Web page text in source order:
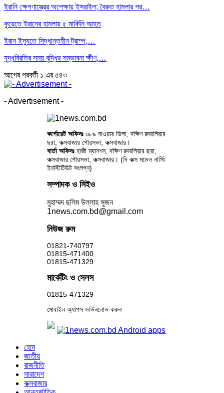
ইরানি ক্ষেপণাস্ত্রের অপেক্ষায় ইসরাইল; বৈরুত হামলার পর…
কুয়েতে ইরানের হামলায় ৫ মার্কিনি আহত
ইরান ইস্যুতে সিদ্ধান্তহীন ট্রাম্প,…
যুদ্ধবিরতির সময় বৃদ্ধির সম্ভাবনা ক্ষীণ,…
আগেরপরবর্তী ১ এর ৫৪৩
- Advertisement -
কর্পোরেট অফিসঃ ৩৮৯ নাওয়ার ভিলা, দক্ষিণ রুমালিয়ার
ছরা, কক্সবাজার পৌরসভা, কক্সবাজার।
বার্তা অফিসঃহাজী ম্যানশন, দক্ষিণ রুমালিয়ার ছরা,
কক্সবাজার পৌরসভা, কক্সবাজার। (দি কক্স মডেল নার্সিং
ইনস্টিটিউট সংলগ্ন)
সম্পাদক ও সিইও
মুহাম্মদ ছলিম উল্লাহ সুজন
1news.com.bd@gmail.com
নিউজ রুম
01821-740797
01815-471400
01815-471329
মার্কেটিং ও সেলস
01815-471329
মোবাইল অ্যাপস ডাউনলোড করুন
হোম
জাতীয়
রাজনীতি
সারাদেশ
কক্সবাজার